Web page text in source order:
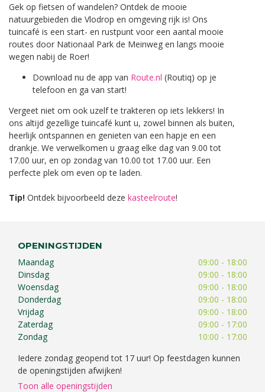
Gek op fietsen of wandelen? Ontdek de mooie
natuurgebieden die Vlodrop en omgeving rijk is! Ons
tuincafé is een start- en rustpunt voor een aantal mooie
routes door Nationaal Park de Meinweg en langs mooie
wegen nabij de Roer!
Download nu de app van Route.nl (Routiq) op je
telefoon en ga van start!
Vergeet niet om ook uzelf te trakteren op iets lekkers! In
ons altijd gezellige tuincafé kunt u, zowel binnen als buiten,
heerlijk ontspannen en genieten van een hapje en een
drankje. We verwelkomen u graag elke dag van 9.00 tot
17.00 uur, en op zondag van 10.00 tot 17.00 uur. Een
perfecte plek om even op te laden.
Tip! Ontdek bijvoorbeeld deze kasteelroute!
OPENINGSTIJDEN
Maandag
09:00 - 18:00
Dinsdag
09:00 - 18:00
Woensdag
09:00 - 18:00
Donderdag
09:00 - 18:00
Vrijdag
09:00 - 18:00
Zaterdag
09:00 - 17:00
Zondag
10:00 - 17:00
Iedere zondag geopend tot 17 uur! Op feestdagen kunnen
de openingstijden afwijken!
Toon alle openingstijden